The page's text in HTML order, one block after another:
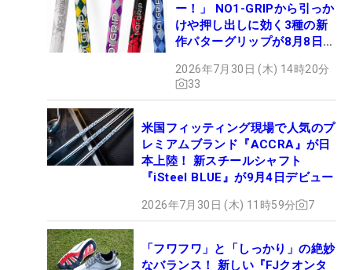
ー！」 NO1-GRIPから引っか
けや押し出しに効く3種の新
作パターグリップが8月8日デ
2026年7月30日 (木) 14時20分
33
米国フィッティング現場で人気のプ
レミアムブランド『ACCRA』が日
本上陸！ 新スチールシャフト
『iSteel BLUE』が9月4日デビュー
2026年7月30日 (木) 11時59分 7
「フワフワ」と「しっかり」の絶妙
なバランス！ 新しい『FJクオンタ